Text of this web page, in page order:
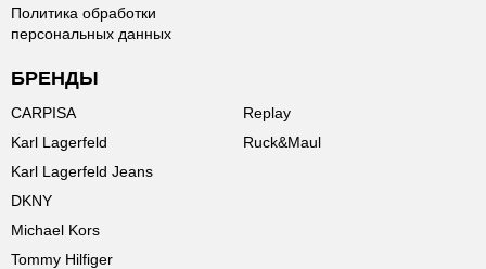
Политика обработки
персональных данных
БРЕНДЫ
CARPISA
Karl Lagerfeld
Karl Lagerfeld Jeans
DKNY
Michael Kors
Tommy Hilfiger
Replay
Ruck&Maul